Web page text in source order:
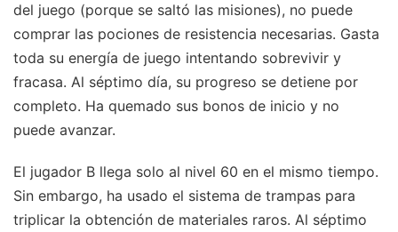
del juego (porque se saltó las misiones), no puede
comprar las pociones de resistencia necesarias. Gasta
toda su energía de juego intentando sobrevivir y
fracasa. Al séptimo día, su progreso se detiene por
completo. Ha quemado sus bonos de inicio y no
puede avanzar.
El jugador B llega solo al nivel 60 en el mismo tiempo.
Sin embargo, ha usado el sistema de trampas para
triplicar la obtención de materiales raros. Al séptimo